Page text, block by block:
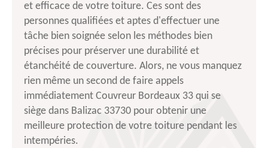
et efficace de votre toiture. Ces sont des
personnes qualifiées et aptes d'effectuer une
tâche bien soignée selon les méthodes bien
précises pour préserver une durabilité et
étanchéité de couverture. Alors, ne vous manquez
rien même un second de faire appels
immédiatement Couvreur Bordeaux 33 qui se
siège dans Balizac 33730 pour obtenir une
meilleure protection de votre toiture pendant les
intempéries.